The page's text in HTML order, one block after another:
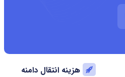
هزینه انتقال دامنه